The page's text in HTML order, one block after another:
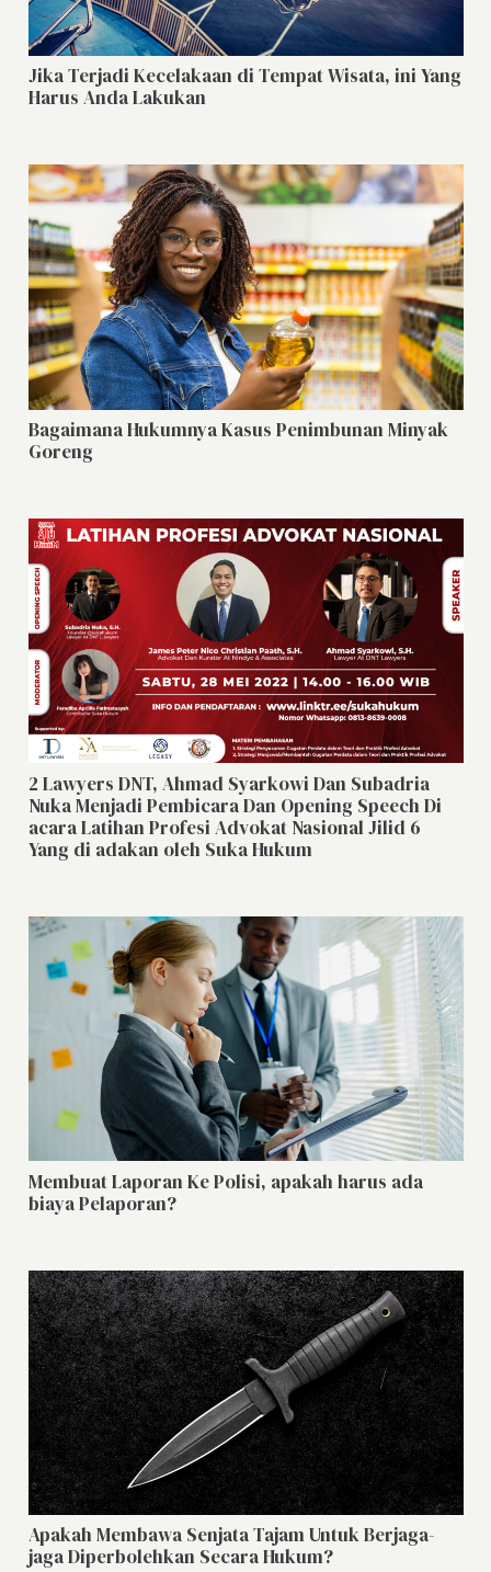
Jika Terjadi Kecelakaan di Tempat Wisata, ini Yang
Harus Anda Lakukan
Bagaimana Hukumnya Kasus Penimbunan Minyak
Goreng
2 Lawyers DNT, Ahmad Syarkowi Dan Subadria
Nuka Menjadi Pembicara Dan Opening Speech Di
acara Latihan Profesi Advokat Nasional Jilid 6
Yang di adakan oleh Suka Hukum
Membuat Laporan Ke Polisi, apakah harus ada
biaya Pelaporan?
Apakah Membawa Senjata Tajam Untuk Berjaga-
jaga Diperbolehkan Secara Hukum?